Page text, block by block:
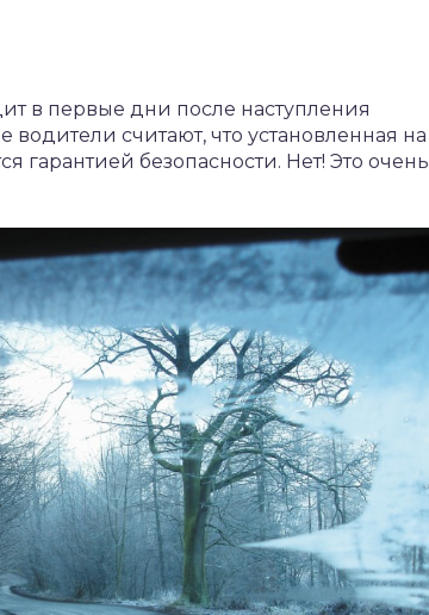
в первые дни после наступления
считают, что установленная на
гарантией безопасности. Нет! Это очень